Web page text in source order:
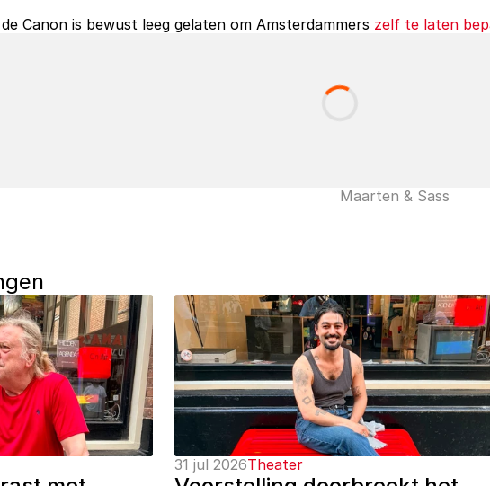
Canon is bewust leeg gelaten om Amsterdammers zelf te laten
Maarten & Sass
31 jul 2026Theater